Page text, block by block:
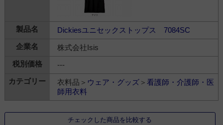
Dickiesユニセックストップス 7084SC
株式会社Isis
---
衣料品＞ ウェア・グッズ＞ 看護師・介護師・医
師用衣料
チェックした商品を比較する